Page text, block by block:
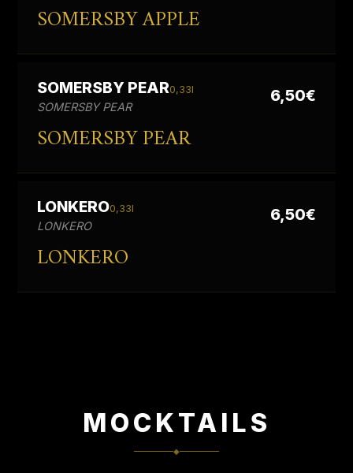
SOMERSBY APPLE
SOMERSBY PEAR0,33l
SOMERSBY PEAR
SOMERSBY PEAR
6,50€
LONKERO0,33l
LONKERO
LONKERO
6,50€
MOCKTAILS
◆